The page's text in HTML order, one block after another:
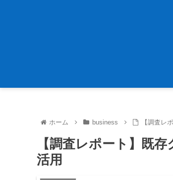
ホーム business 【調査レ
【調査レポート】既
活用